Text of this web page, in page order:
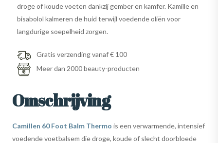
droge of koude voeten dankzij gember en kamfer. Kamille en
bisabolol kalmeren de huid terwijl voedende oliën voor
langdurige soepelheid zorgen.
Gratis verzending vanaf € 100
Meer dan 2000 beauty-producten
Omschrijving
Camillen 60 Foot Balm Thermo is een verwarmende, intensief
voedende voetbalsem die droge, koude of slecht doorbloede